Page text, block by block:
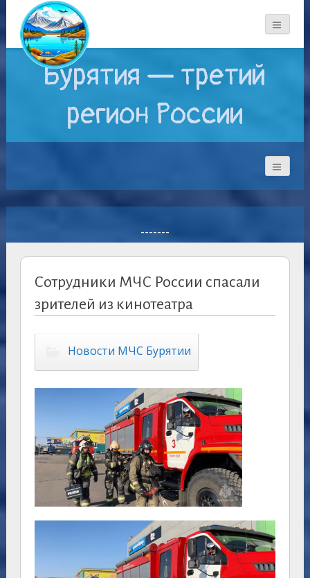
Бурятия — третий
регион России
-------
Сотрудники МЧС России спасали
зрителей из кинотеатра
Новости МЧС Бурятии